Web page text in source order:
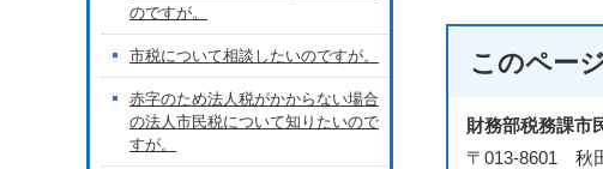
このペー
財務部税務課市
〒013-8601 秋
のですが。
市税について相談したいのですが。
赤字のため法人税がかからない場合
の法人市民税について知りたいので
すが。